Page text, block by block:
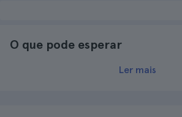
O que pode esperar
Ler mais